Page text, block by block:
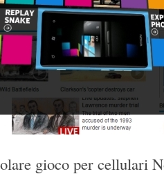
gioco per cellulari